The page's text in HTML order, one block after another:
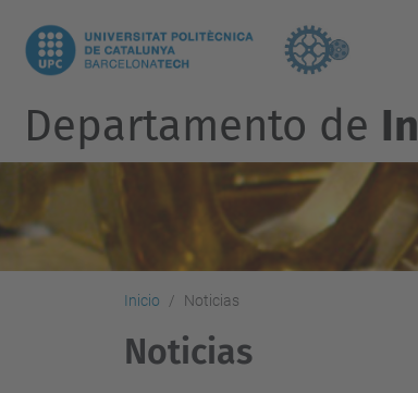
Departamento de
Inicio Noticias
Noticias